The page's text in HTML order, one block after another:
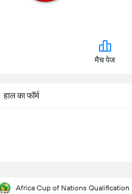
मैच पेज
हाल का फॉर्म
Africa Cup of Nations Qualification